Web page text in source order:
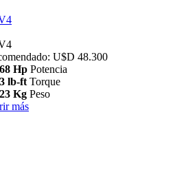
U$D 48.300
Hp Potencia
lb-ft Torque
Kg Peso
más